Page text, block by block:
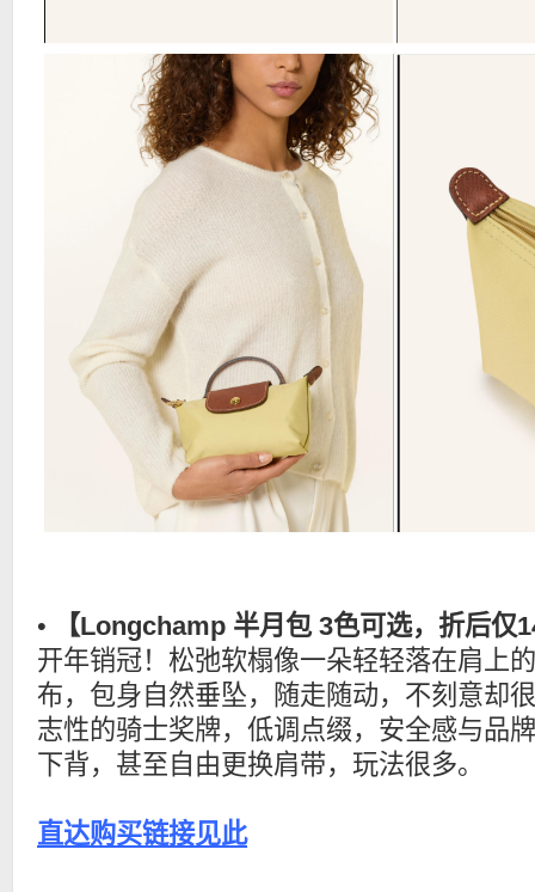
• 【Longchamp 半月包 3色可选，折后仅
开年销冠！松弛软榻像一朵轻轻落在肩上
布，包身自然垂坠，随走随动，不刻意却
志性的骑士奖牌，低调点缀，安全感与品
下背，甚至自由更换肩带，玩法很多。
直达购买链接见此